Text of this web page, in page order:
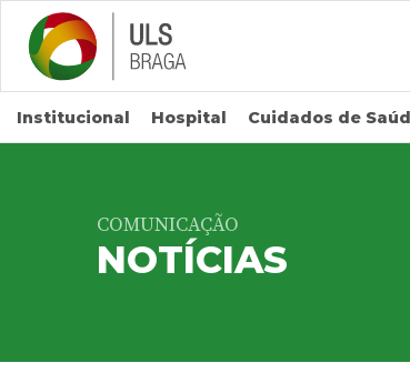
Saltar para conteúdo principal
Institucional Hospital Cuidados de
COMUNICAÇÃO
NOTÍCIAS